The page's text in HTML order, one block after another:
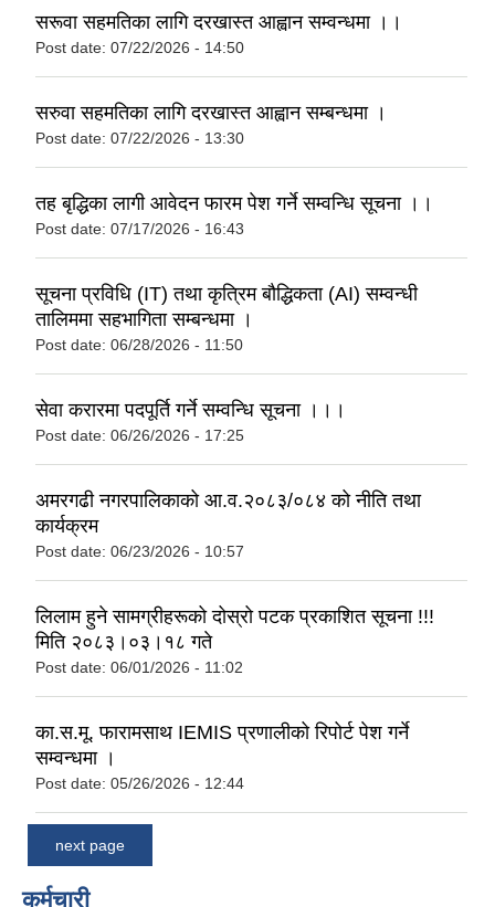
सरूवा सहमतिका लागि दरखास्त आह्वान सम्वन्धमा ।।
Post date: 07/22/2026 - 14:50
सरुवा सहमतिका लागि दरखास्त आह्वान सम्बन्धमा ।
Post date: 07/22/2026 - 13:30
तह बृद्धिका लागी आवेदन फारम पेश गर्ने सम्वन्धि सूचना ।।
Post date: 07/17/2026 - 16:43
सूचना प्रविधि (IT) तथा कृत्रिम बौद्धिकता (AI) सम्वन्धी
तालिममा सहभागिता सम्बन्धमा ।
Post date: 06/28/2026 - 11:50
सेवा करारमा पदपूर्ति गर्ने सम्वन्धि सूचना ।।।
Post date: 06/26/2026 - 17:25
अमरगढी नगरपालिकाको आ.व.२०८३/०८४ को नीति तथा
कार्यक्रम
Post date: 06/23/2026 - 10:57
लिलाम हुने सामग्रीहरूको दोस्रो पटक प्रकाशित सूचना !!!
मिति २०८३।०३।१८ गते
Post date: 06/01/2026 - 11:02
का.स.मू. फारामसाथ IEMIS प्रणालीको रिपोर्ट पेश गर्ने
सम्वन्धमा ।
Post date: 05/26/2026 - 12:44
next page
कर्मचारी